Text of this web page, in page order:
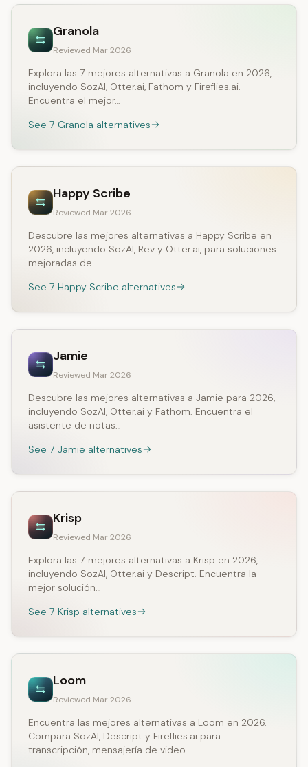
Granola
Reviewed Mar 2026
Explora las 7 mejores alternativas a Granola en 2026,
incluyendo SozAI, Otter.ai, Fathom y Fireflies.ai.
Encuentra el mejor…
See 7 Granola alternatives
Happy Scribe
Reviewed Mar 2026
Descubre las mejores alternativas a Happy Scribe en
2026, incluyendo SozAI, Rev y Otter.ai, para soluciones
mejoradas de…
See 7 Happy Scribe alternatives
Jamie
Reviewed Mar 2026
Descubre las mejores alternativas a Jamie para 2026,
incluyendo SozAI, Otter.ai y Fathom. Encuentra el
asistente de notas…
See 7 Jamie alternatives
Krisp
Reviewed Mar 2026
Explora las 7 mejores alternativas a Krisp en 2026,
incluyendo SozAI, Otter.ai y Descript. Encuentra la
mejor solución…
See 7 Krisp alternatives
Loom
Reviewed Mar 2026
Encuentra las mejores alternativas a Loom en 2026.
Compara SozAI, Descript y Fireflies.ai para
transcripción, mensajería de video…